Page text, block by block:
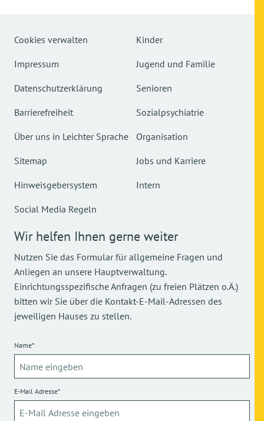
Cookies verwalten
Impressum
Datenschutzerklärung
Barrierefreiheit
Über uns in Leichter Sprache
Sitemap
Hinweisgebersystem
Social Media Regeln
Kinder
Jugend und Familie
Senioren
Sozialpsychiatrie
Organisation
Jobs und Karriere
Intern
Wir helfen Ihnen gerne weiter
Nutzen Sie das Formular für allgemeine Fragen und
Anliegen an unsere Hauptverwaltung.
Einrichtungsspezifische Anfragen (zu freien Plätzen o.Ä.)
bitten wir Sie über die Kontakt-E-Mail-Adressen des
jeweiligen Hauses zu stellen.
Name*
E-Mail Adresse*